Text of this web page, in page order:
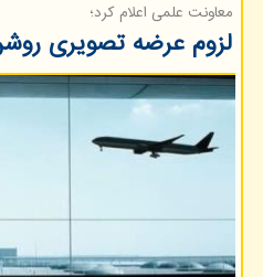
معاونت علمی اعلام كرد؛
لزوم عرضه تصویری